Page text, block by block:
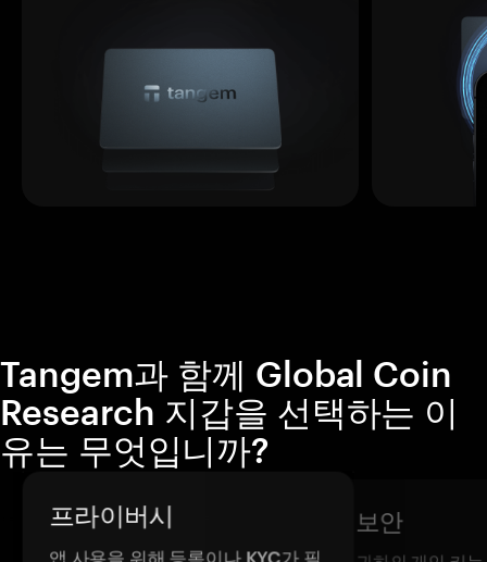
Tangem과 함께 Global Coin
Research 지갑을 선택하는 이
유는 무엇입니까?
프라이버시 보안